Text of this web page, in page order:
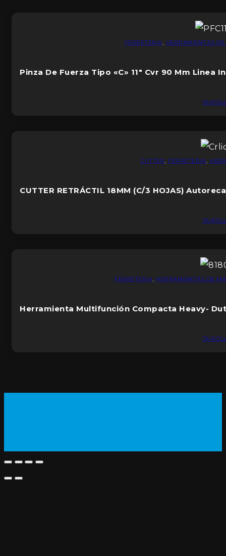
FERRETERIA, HERRAMIENTAS
Pinza De Fuerza Tipo «C» 11″ Cvr 90 Mm Linea
CUTTER, FERRETERIA,
CUTTER RETRÁCTIL 18MM (C/3 HOJAS)
FERRETERIA HERRAMIENTAS DE
Herramienta Multifunción Compacta Heavy-